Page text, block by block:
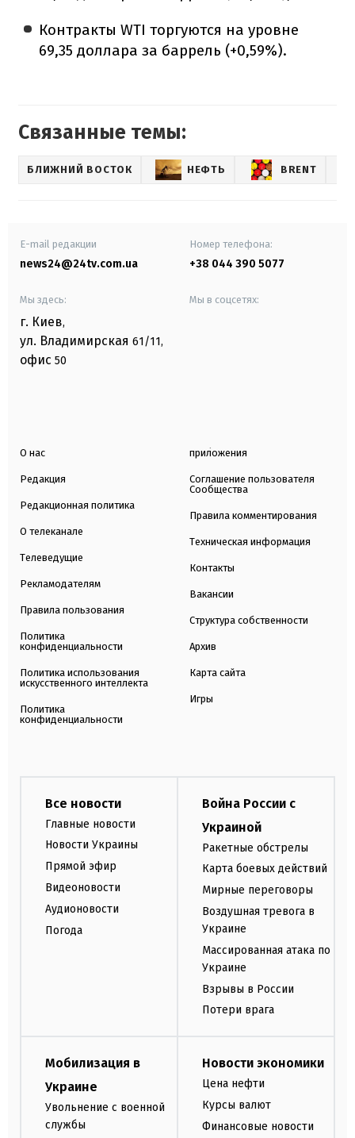
Контракты WTI торгуются на уровне
69,35 доллара за баррель (+0,59%).
Связанные темы:
БЛИЖНИЙ ВОСТОК НЕФТЬ BRENT
E-mail редакции
news24@24tv.com.ua
Номер телефона:
+38 044 390 5077
Мы здесь:
г. Киев,
ул. Владимирская 61/11,
офис 50
Мы в соцсетях:
О нас
Редакция
Редакционная политика
О телеканале
Телеведущие
Рекламодателям
Правила пользования
Политика
конфиденциальности
Политика использования
искусственного интеллекта
Политика
конфиденциальности
приложения
Соглашение пользователя
Сообщества
Правила комментирования
Техническая информация
Контакты
Вакансии
Структура собственности
Архив
Карта сайта
Игры
Все новости
Главные новости
Новости Украины
Прямой эфир
Видеоновости
Аудионовости
Погода
Война России с
Украиной
Ракетные обстрелы
Карта боевых действий
Мирные переговоры
Воздушная тревога в
Украине
Массированная атака по
Украине
Взрывы в России
Потери врага
Мобилизация в
Украине
Увольнение с военной
службы
Новости экономики
Цена нефти
Курсы валют
Финансовые новости